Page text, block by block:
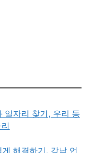
일자리 찾기, 우리 동
해결하기, 강남 언